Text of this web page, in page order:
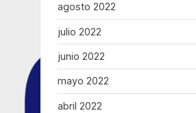
agosto 2022
julio 2022
junio 2022
mayo 2022
abril 2022